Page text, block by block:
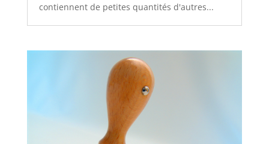
contiennent de petites quantités d'autres...